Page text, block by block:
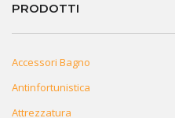
PRODOTTI
Accessori Bagno
Antinfortunistica
Attrezzatura